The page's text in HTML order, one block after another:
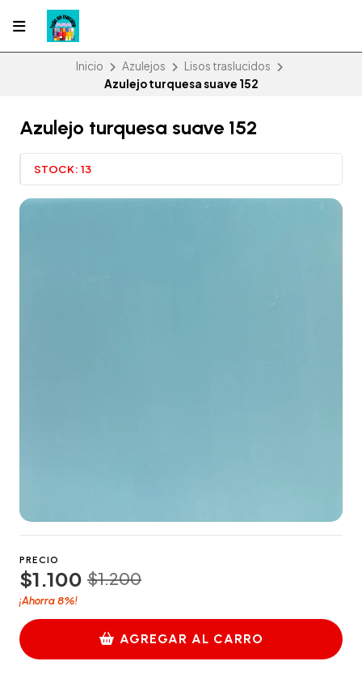
Inicio Azulejos
Lisos traslucidos
Azulejo turquesa suave 152
Azulejo turquesa suave 152
STOCK: 13
PRECIO
$1.100 $1.200
¡Ahorra8%!
AGREGAR AL CARRO